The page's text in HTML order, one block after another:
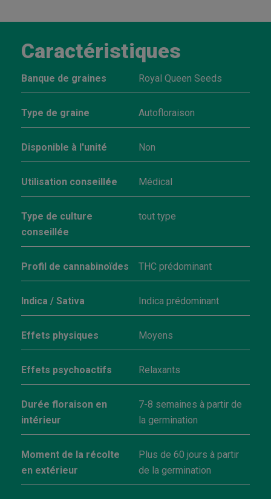
Caractéristiques
Banque de graines Royal Queen Seeds
Type de graine Autofloraison
Disponible à l'unité Non
Utilisation conseillée Médical
Type de culture
conseillée
tout type
Profil de cannabinoïdes THC prédominant
Indica / Sativa Indica prédominant
Effets physiques Moyens
Effets psychoactifs Relaxants
Durée floraison en
intérieur
7-8 semaines à partir de
la germination
Moment de la récolte
en extérieur
Plus de 60 jours à partir
de la germination